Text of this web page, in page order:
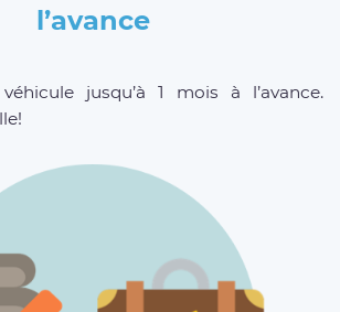
l’avance
jusqu’à 1 mois à l’avance.